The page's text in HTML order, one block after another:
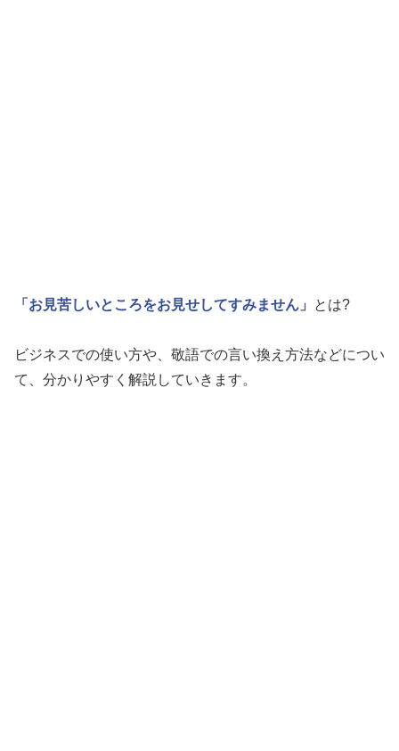
「お見苦しいところをお見せしてすみません」 とは?
ビジネスでの使い方や、敬語での言い換え方法などについ
て、分かりやすく解説していきます。